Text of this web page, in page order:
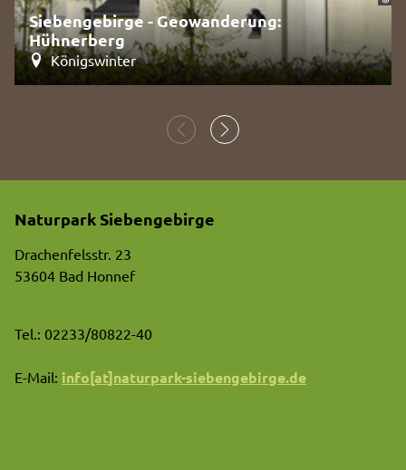
Siebengebirge - Geowanderung:
Hühnerberg
Königswinter
Naturpark Siebengebirge
Drachenfelsstr. 23
53604 Bad Honnef
Tel.: 02233/80822-40
E-Mail: info[at]naturpark-siebengebirge.de